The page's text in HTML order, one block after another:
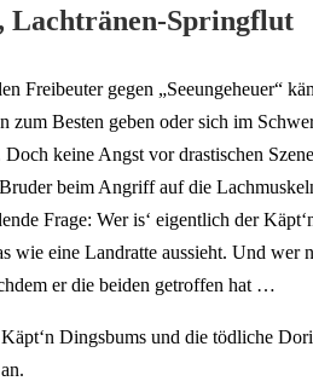
Lachtränen-Springflut
Freibeuter gegen „Seeungeheuer“
zum Besten geben oder sich im
keine Angst vor drastischen
beim Angriff auf die
Frage: Wer is‘ eigentlich der
wie eine Landratte aussieht. Und wer
er die beiden getroffen hat …
Dingsbums und die tödliche